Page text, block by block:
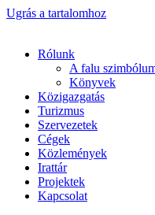
Ugrás a tartalomhoz
Rólunk
A falu
Könyvek
Közigazgatás
Turizmus
Szervezetek
Cégek
Közlemények
Irattár
Projektek
Kapcsolat